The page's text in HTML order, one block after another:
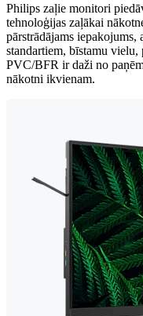
Philips zaļie monitori
tehnoloģijas zaļākai
pārstrādājams
standartiem, bīstamu vielu,
PVC/BFR ir daži no
nākotni ikvienam.